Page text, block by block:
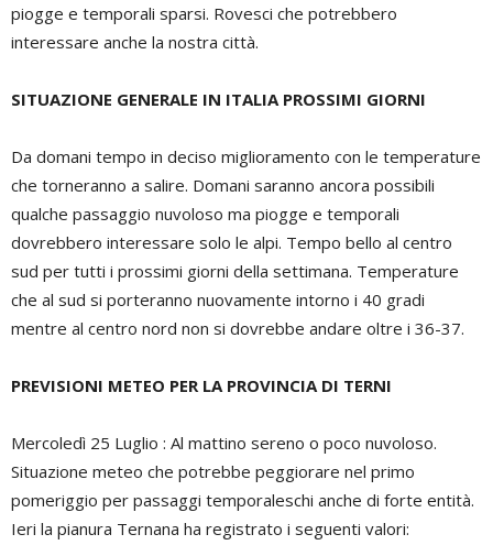
piogge e temporali sparsi. Rovesci che potrebbero
interessare anche la nostra città.
SITUAZIONE GENERALE IN ITALIA PROSSIMI GIORNI
Da domani tempo in deciso miglioramento con le temperature
che torneranno a salire. Domani saranno ancora possibili
qualche passaggio nuvoloso ma piogge e temporali
dovrebbero interessare solo le alpi. Tempo bello al centro
sud per tutti i prossimi giorni della settimana. Temperature
che al sud si porteranno nuovamente intorno i 40 gradi
mentre al centro nord non si dovrebbe andare oltre i 36-37.
PREVISIONI METEO PER LA PROVINCIA DI TERNI
Mercoledì 25 Luglio : Al mattino sereno o poco nuvoloso.
Situazione meteo che potrebbe peggiorare nel primo
pomeriggio per passaggi temporaleschi anche di forte entità.
Ieri la pianura Ternana ha registrato i seguenti valori: